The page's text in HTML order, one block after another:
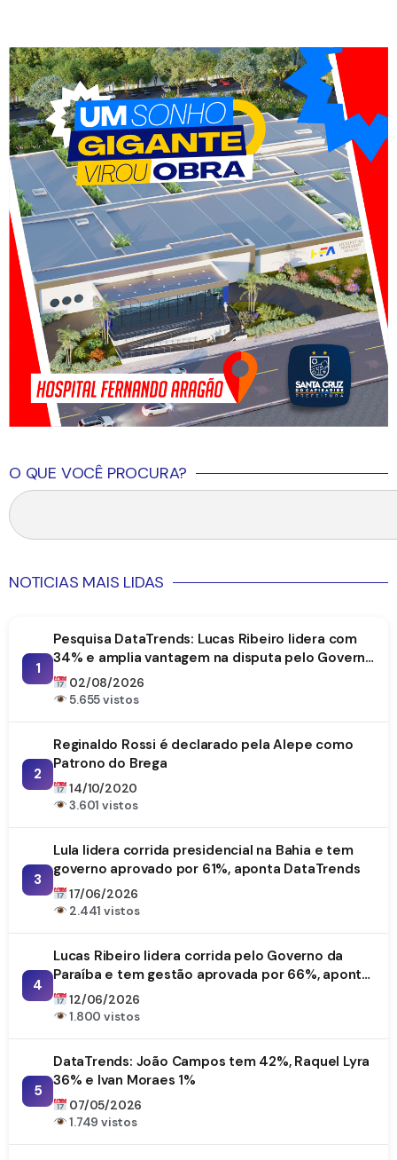
O QUE VOCÊ PROCURA?
NOTICIAS MAIS LIDAS
1
Pesquisa DataTrends: Lucas Ribeiro lidera com
34% e amplia vantagem na disputa pelo Governo
da Paraíba
02/08/2026
5.655 vistos
2
Reginaldo Rossi é declarado pela Alepe como
Patrono do Brega
14/10/2020
3.601 vistos
3
Lula lidera corrida presidencial na Bahia e tem
governo aprovado por 61%, aponta DataTrends
17/06/2026
2.441 vistos
4
Lucas Ribeiro lidera corrida pelo Governo da
Paraíba e tem gestão aprovada por 66%, aponta
DataTrends
12/06/2026
1.800 vistos
5
DataTrends: João Campos tem 42%, Raquel Lyra
36% e Ivan Moraes 1%
07/05/2026
1.749 vistos